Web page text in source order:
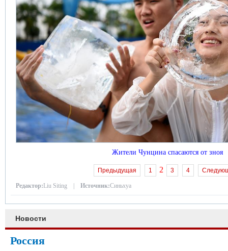
Жители Чунцина спасаются от зноя
Предыдущая 1 2 3 4
Редактор:Liu Siting | Источник:Синьхуа
Новости
Россия